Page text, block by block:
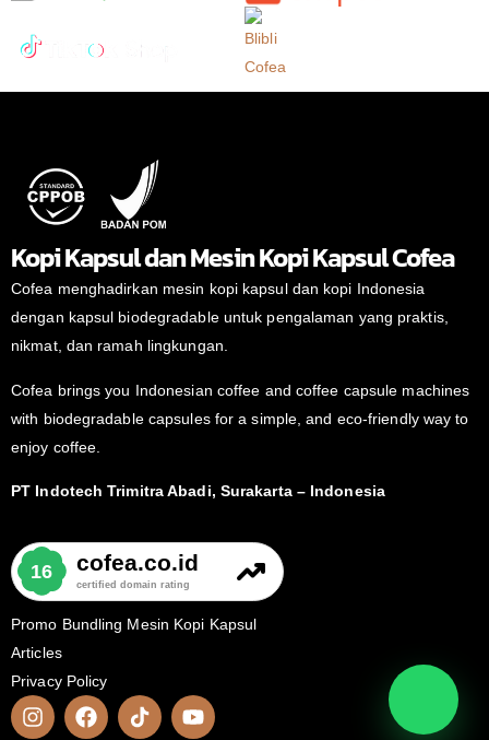
Kopi Kapsul dan Mesin Kopi Kapsul Cofea
Cofea menghadirkan mesin kopi kapsul dan kopi Indonesia
dengan kapsul biodegradable untuk pengalaman yang praktis,
nikmat, dan ramah lingkungan.
Cofea brings you Indonesian coffee and coffee capsule machines
with biodegradable capsules for a simple, and eco-friendly way to
enjoy coffee.
PT Indotech Trimitra Abadi, Surakarta – Indonesia
Promo Bundling Mesin Kopi Kapsul
Articles
Privacy Policy